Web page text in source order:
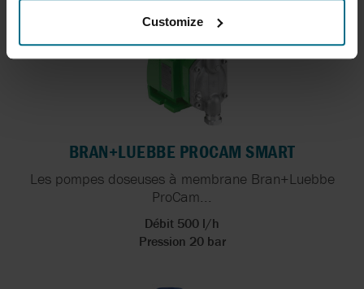
Customize
BRAN+LUEBBE PROCAM SMART
Les pompes doseuses à membrane Bran+Luebbe
ProCam...
Débit 500 l/h
Pression 20 bar